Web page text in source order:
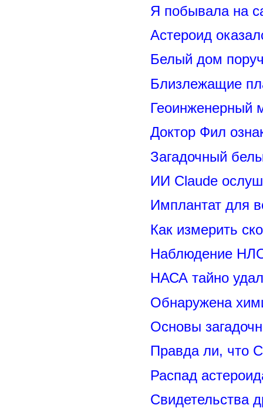
Я побывала на
Астероид
Белый дом
Близлежащие
Геоинженерный
Доктор Фил
Загадочный
ИИ Claude
Имплантат для
Как измерить
Наблюдение
НАСА тайно
Обнаружена
Основы
Правда ли, что
Распад
Свидетельства